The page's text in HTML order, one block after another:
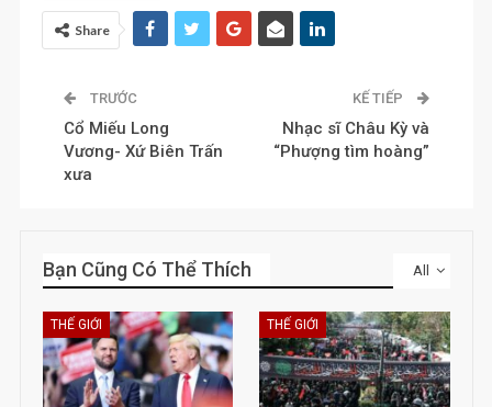
Share
TRƯỚC
Cổ Miếu Long
Vương- Xứ Biên Trấn
xưa
KẾ TIẾP
Nhạc sĩ Châu Kỳ và
“Phượng tìm hoàng”
All
Bạn Cũng Có Thể Thích
THẾ GIỚI THẾ GIỚI